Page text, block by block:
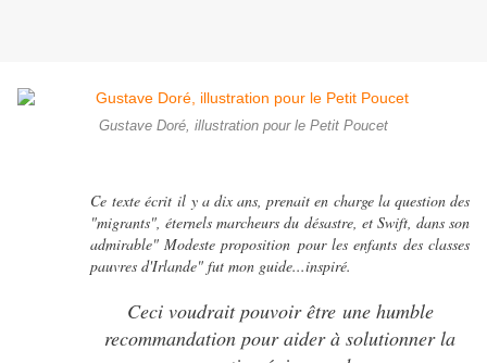
Gustave Doré, illustration pour le Petit Poucet
Ce texte écrit il y a dix ans, prenait en charge la question des
"migrants", éternels marcheurs du désastre, et Swift, dans son
admirable" Modeste proposition pour les enfants des classes
pauvres d'Irlande" fut mon guide...inspiré.
Ceci voudrait pouvoir être une humble
recommandation pour aider à solutionner la